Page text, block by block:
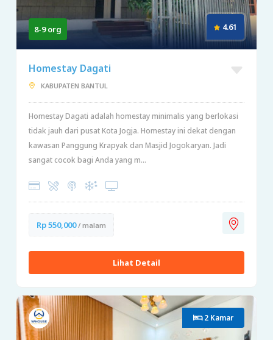
8-9 org 4.61
Homestay Dagati
KABUPATEN BANTUL
Homestay Dagati adalah homestay minimalis yang berlokasi
tidak jauh dari pusat Kota Jogja. Homestay ini dekat dengan
kawasan Panggung Krapyak dan Masjid Jogokaryan. Jadi
sangat cocok bagi Anda yang m...
Rp 550,000/ malam
Lihat Detail
2 Kamar